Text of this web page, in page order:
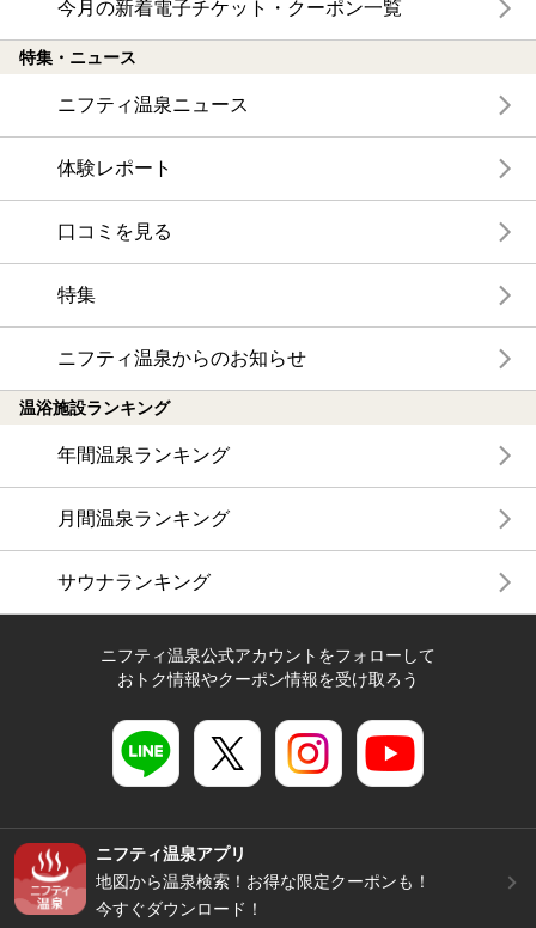
今月の新着電子チケット・クーポン一覧
特集・ニュース
ニフティ温泉ニュース
体験レポート
口コミを見る
特集
ニフティ温泉からのお知らせ
温浴施設ランキング
年間温泉ランキング
月間温泉ランキング
サウナランキング
ニフティ温泉公式アカウントをフォローして
おトク情報やクーポン情報を受け取ろう
ニフティ温泉アプリ
地図から温泉検索！お得な限定クーポンも！
今すぐダウンロード！